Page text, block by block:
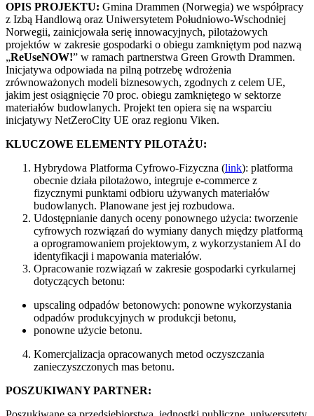
OPIS PROJEKTU: Gmina Drammen (Norwegia) we współpracy
z Izbą Handlową oraz Uniwersytetem Południowo-Wschodniej
Norwegii, zainicjowała serię innowacyjnych, pilotażowych
projektów w zakresie gospodarki o obiegu zamkniętym pod nazwą
„ReUseNOW!” w ramach partnerstwa Green Growth Drammen.
Inicjatywa odpowiada na pilną potrzebę wdrożenia
zrównoważonych modeli biznesowych, zgodnych z celem UE,
jakim jest osiągnięcie 70 proc. obiegu zamkniętego w sektorze
materiałów budowlanych. Projekt ten opiera się na wsparciu
inicjatywy NetZeroCity UE oraz regionu Viken.
KLUCZOWE ELEMENTY PILOTAŻU:
Hybrydowa Platforma Cyfrowo-Fizyczna (link): platforma
obecnie działa pilotażowo, integruje e-commerce z
fizycznymi punktami odbioru używanych materiałów
budowlanych. Planowane jest jej rozbudowa.
Udostępnianie danych oceny ponownego użycia: tworzenie
cyfrowych rozwiązań do wymiany danych między platformą
a oprogramowaniem projektowym, z wykorzystaniem AI do
identyfikacji i mapowania materiałów.
Opracowanie rozwiązań w zakresie gospodarki cyrkularnej
dotyczących betonu:
upscaling odpadów betonowych: ponowne wykorzystania
odpadów produkcyjnych w produkcji betonu,
ponowne użycie betonu.
Komercjalizacja opracowanych metod oczyszczania
zanieczyszczonych mas betonu.
POSZUKIWANY PARTNER: